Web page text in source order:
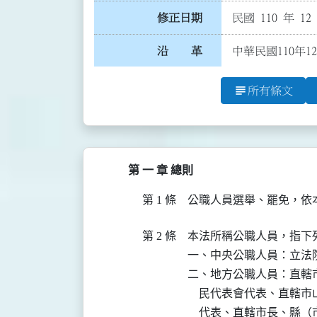
修正日期 民國 110 年
沿 革 中華民國110年
subject 所有條文
第 一 章 總則
第 1 條 公職人員選舉、罷免，依
第 2 條
本法所稱公職人員，指下
一、中央公職人員：立法
二、地方公職人員：直
民代表會代表、直轄
代表、直轄市長、縣